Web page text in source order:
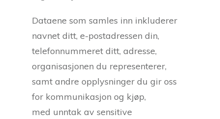
Dataene som samles inn inkluderer
navnet ditt, e-postadressen din,
telefonnummeret ditt, adresse,
organisasjonen du representerer,
samt andre opplysninger du gir oss
for kommunikasjon og kjøp,
med unntak av sensitive